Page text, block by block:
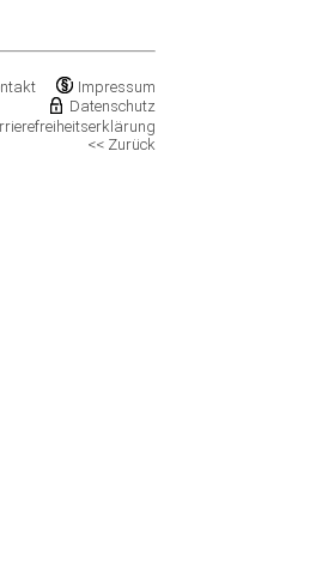
Impressum
Datenschutz
<< Zurück